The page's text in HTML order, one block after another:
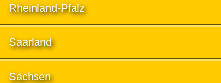
Rheinland-Pfalz
Saarland
Sachsen